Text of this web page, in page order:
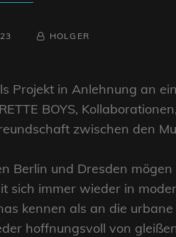
BY
BYLINE
HOLGER
Projekt in Anlehnung an
BOYS,
zwischen den
Berlin und Dresden
sich immer wieder in
kennen als an die
hoffnungsvoll von